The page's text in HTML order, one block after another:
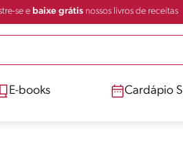
se ebaixe grátisnossos livros de receitas
E-books Cardápio